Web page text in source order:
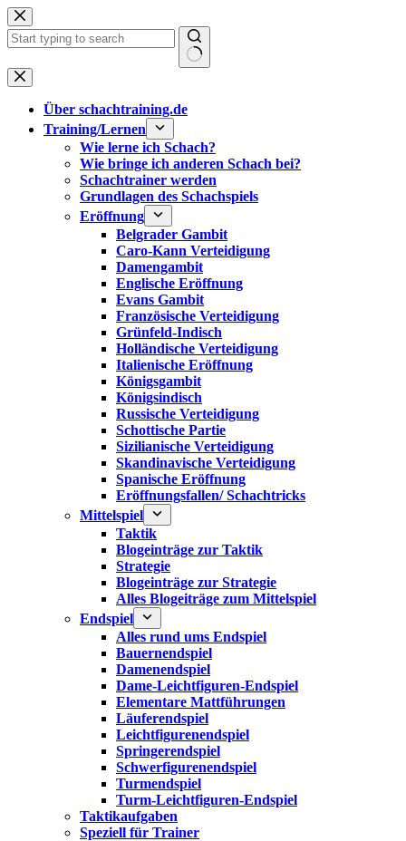
Zum
Inhalt
springen
Keine
Ergebnisse
Über schachtraining.de
Training/Lernen
Wie lerne ich Schach?
Wie bringe ich anderen Schach bei?
Schachtrainer werden
Grundlagen des Schachspiels
Eröffnung
Belgrader Gambit
Caro-Kann Verteidigung
Damengambit
Englische Eröffnung
Evans Gambit
Französische Verteidigung
Grünfeld-Indisch
Holländische Verteidigung
Italienische Eröffnung
Königsgambit
Königsindisch
Russische Verteidigung
Schottische Partie
Sizilianische Verteidigung
Skandinavische Verteidigung
Spanische Eröffnung
Eröffnungsfallen/ Schachtricks
Mittelspiel
Taktik
Blogeinträge zur Taktik
Strategie
Blogeinträge zur Strategie
Alles Blogeiträge zum Mittelspiel
Endspiel
Alles rund ums Endspiel
Bauernendspiel
Damenendspiel
Dame-Leichtfiguren-Endspiel
Elementare Mattführungen
Läuferendspiel
Leichtfigurenendspiel
Springerendspiel
Schwerfigurenendspiel
Turmendspiel
Turm-Leichtfiguren-Endspiel
Taktikaufgaben
Speziell für Trainer